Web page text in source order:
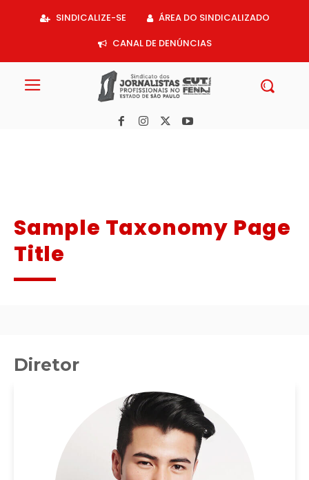
SINDICALIZE-SE
ÁREA DO SINDICALIZADO
CANAL DE DENÚNCIAS
Sample Taxonomy Page
Title
Diretor